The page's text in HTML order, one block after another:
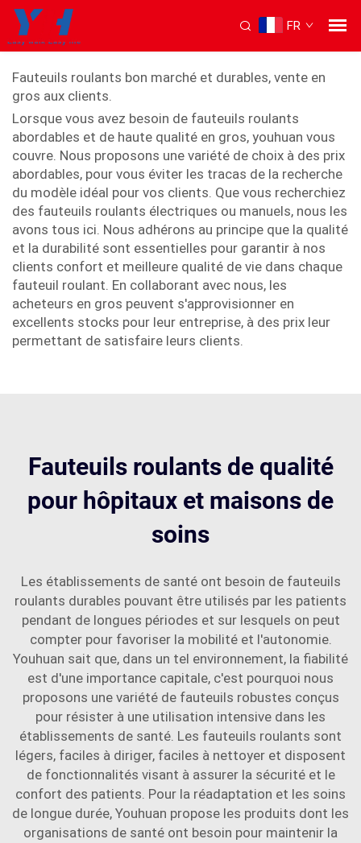
FR
Fauteuil roulant
Fauteuils roulants bon marché et durables, vente en
gros aux clients.
Lorsque vous avez besoin de fauteuils roulants
abordables et de haute qualité en gros, youhuan vous
couvre. Nous proposons une variété de choix à des prix
abordables, pour vous éviter les tracas de la recherche
du modèle idéal pour vos clients. Que vous recherchiez
des fauteuils roulants électriques ou manuels, nous les
avons tous ici. Nous adhérons au principe que la qualité
et la durabilité sont essentielles pour garantir à nos
clients confort et meilleure qualité de vie dans chaque
fauteuil roulant. En collaborant avec nous, les
acheteurs en gros peuvent s'approvisionner en
excellents stocks pour leur entreprise, à des prix leur
permettant de satisfaire leurs clients.
Fauteuils roulants de qualité
pour hôpitaux et maisons de
soins
Les établissements de santé ont besoin de fauteuils
roulants durables pouvant être utilisés par les patients
pendant de longues périodes et sur lesquels on peut
compter pour favoriser la mobilité et l'autonomie.
Youhuan sait que, dans un tel environnement, la fiabilité
est d'une importance capitale, c'est pourquoi nous
proposons une variété de fauteuils robustes conçus
pour résister à une utilisation intensive dans les
établissements de santé. Les fauteuils roulants sont
légers, faciles à diriger, faciles à nettoyer et disposent
de fonctionnalités visant à assurer la sécurité et le
confort des patients. Pour la réadaptation et les soins
de longue durée, Youhuan propose les produits dont les
organisations de santé ont besoin pour maintenir la